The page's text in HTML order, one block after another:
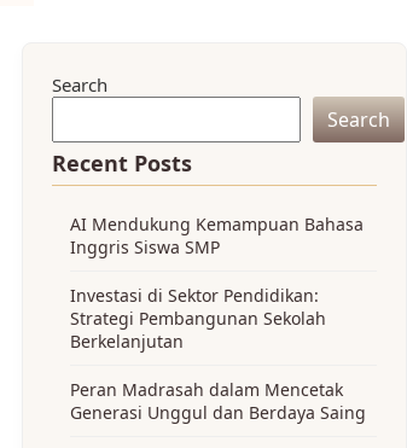
Search
Search
Recent Posts
AI Mendukung Kemampuan Bahasa
Inggris Siswa SMP
Investasi di Sektor Pendidikan:
Strategi Pembangunan Sekolah
Berkelanjutan
Peran Madrasah dalam Mencetak
Generasi Unggul dan Berdaya Saing